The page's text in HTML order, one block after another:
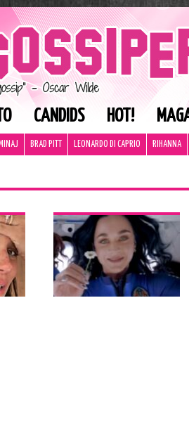
CANDIDS HOT!
BRAD PITT LEONARDO DI CAPRIO RIHANNA